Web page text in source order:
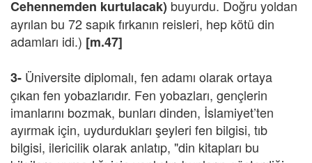
Cehennemden kurtulacak) buyurdu. Doğru yoldan
ayrılan bu 72 sapık fırkanın reisleri, hep kötü din
adamları idi.) [m.47]
3- Üniversite diplomalı, fen adamı olarak ortaya
çıkan fen yobazlarıdır. Fen yobazları, gençlerin
imanlarını bozmak, bunları dinden, İslamiyet’ten
ayırmak için, uydurdukları şeyleri fen bilgisi, tıb
bilgisi, ilericilik olarak anlatıp, "din kitapları bu